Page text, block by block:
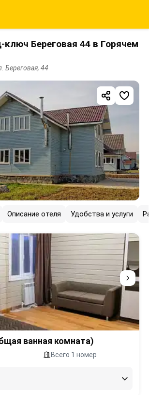
Береговая 44 в Горячем
Береговая, 44
Описание отеля Удобства и услуги
ванная комната)
Всего 1 номер